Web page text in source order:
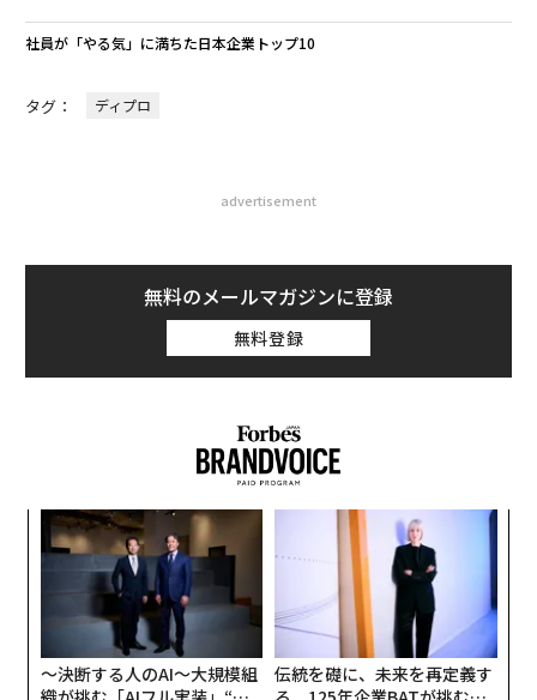
社員が「やる気」に満ちた日本企業トップ10
タグ： ディプロ
advertisement
無料のメールマガジンに登録
無料登録
〜決断する人のAI〜大規模組
伝統を礎に、未来を再定義す